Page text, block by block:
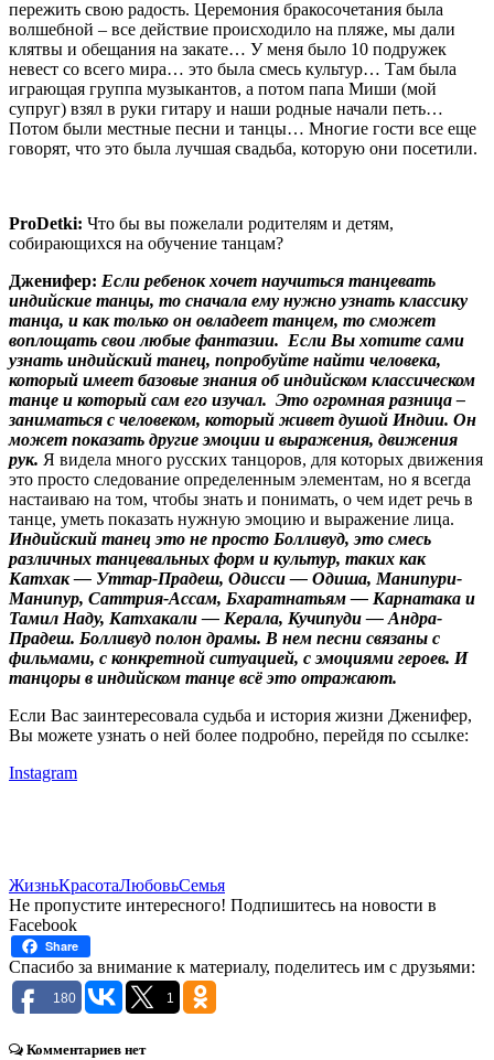
пережить свою радость. Церемония бракосочетания была
волшебной – все действие происходило на пляже, мы дали
клятвы и обещания на закате… У меня было 10 подружек
невест со всего мира… это была смесь культур… Там была
играющая группа музыкантов, а потом папа Миши (мой
супруг) взял в руки гитару и наши родные начали петь…
Потом были местные песни и танцы… Многие гости все еще
говорят, что это была лучшая свадьба, которую они посетили.
ProDetki: Что бы вы пожелали родителям и детям,
собирающихся на обучение танцам?
Дженифер: Если ребенок хочет научиться танцевать
индийские танцы, то сначала ему нужно узнать классику
танца, и как только он овладеет танцем, то сможет
воплощать свои любые фантазии. Если Вы хотите сами
узнать индийский танец, попробуйте найти человека,
который имеет базовые знания об индийском классическом
танце и который сам его изучал. Это огромная разница –
заниматься с человеком, который живет душой Индии. Он
может показать другие эмоции и выражения, движения
рук. Я видела много русских танцоров, для которых движения
это просто следование определенным элементам, но я всегда
настаиваю на том, чтобы знать и понимать, о чем идет речь в
танце, уметь показать нужную эмоцию и выражение лица.
Индийский танец это не просто Болливуд, это смесь
различных танцевальных форм и культур, таких как
Катхак — Уттар-Прадеш, Одисси — Одиша, Манипури-
Манипур, Саттрия-Ассам, Бхаратнатьям — Карнатака и
Тамил Наду, Катхакали — Керала, Кучипуди — Андра-
Прадеш. Болливуд полон драмы. В нем песни связаны с
фильмами, с конкретной ситуацией, с эмоциями героев. И
танцоры в индийском танце всё это отражают.
Если Вас заинтересовала судьба и история жизни Дженифер,
Вы можете узнать о ней более подробно, перейдя по ссылке:
Instagram
ЖизньКрасотаЛюбовьСемья
Не пропустите интересного! Подпишитесь на новости в
Facebook
Share
Спасибо за внимание к материалу, поделитесь им с друзьями:
180 1
Комментариев нет